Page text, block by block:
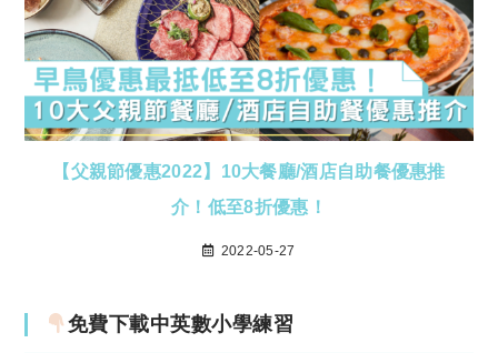
【父親節優惠2022】10大餐廳/酒店自助餐優惠推
介！低至8折優惠！
2022-05-27
免費下載中英數小學練習